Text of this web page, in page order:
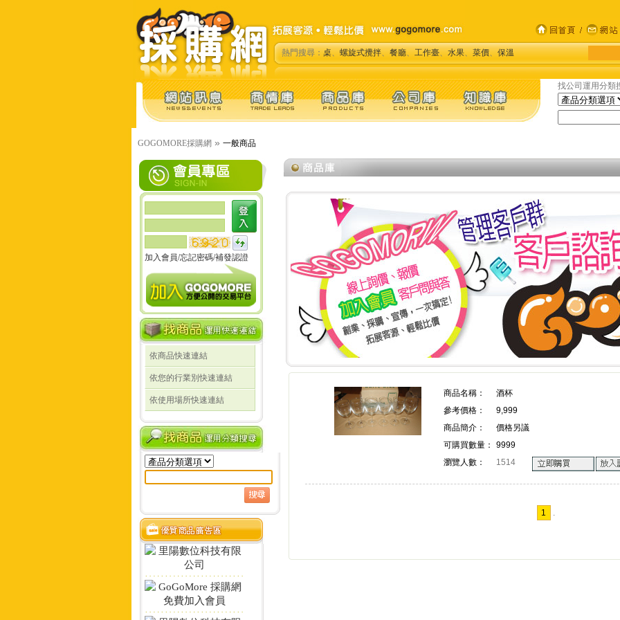
熱門搜尋：桌、螺旋式攪拌、餐廳、工作臺、水果、菜價、保溫
找公司運用分類
GOGOMORE採購網 » 一般商品
加入會員/忘記密碼/補發認證
依商品快速連結
依您的行業別快速連結
依使用場所快速連結
線上詢價 創業 採購 宣傳 一次搞
線上詢價 創業 採購 宣傳 一次搞定!
商品名稱：
酒杯
參考價格：
9,999
商品簡介：
價格另議
可購買數量：
9999
瀏覽人數：
1514
1 .